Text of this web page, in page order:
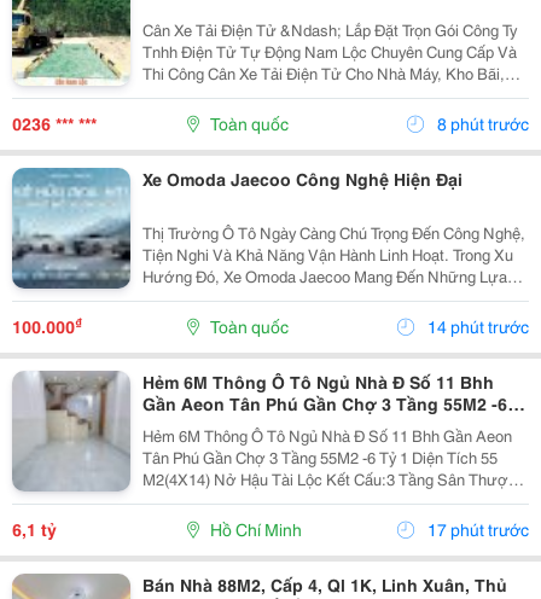
Cân Xe Tải Điện Tử &Ndash; Lắp Đặt Trọn Gói Công Ty
Tnhh Điện Tử Tự Động Nam Lộc Chuyên Cung Cấp Và
Thi Công Cân Xe Tải Điện Tử Cho Nhà Máy, Kho Bãi,
Mỏ Đá, Trạm Bê Tông, Bến Bãi Và Các Công Trình Công
Nghiệp. Hệ Thống Cân Được Thiết Kế Phù Hợp...
0236 *** *** Toàn quốc 8 phút trước
Xe Omoda Jaecoo Công Nghệ Hiện Đại
Thị Trường Ô Tô Ngày Càng Chú Trọng Đến Công Nghệ,
Tiện Nghi Và Khả Năng Vận Hành Linh Hoạt. Trong Xu
Hướng Đó, Xe Omoda Jaecoo Mang Đến Những Lựa
Chọn Suv Hướng Đến Khách Hàng Yêu Thích Thiết Kế
Hiện Đại Và Trải Nghiệm Lái Tiện Lợi. Không Chỉ Chú...
100.000₫ Toàn quốc 14 phút trước
Hẻm 6M Thông Ô Tô Ngủ Nhà Đ Số 11 Bhh
Gần Aeon Tân Phú Gần Chợ 3 Tầng 55M2 -6
Tỷ 1
Hẻm 6M Thông Ô Tô Ngủ Nhà Đ Số 11 Bhh Gần Aeon
Tân Phú Gần Chợ 3 Tầng 55M2 -6 Tỷ 1 Diện Tích 55
M2(4X14) Nở Hậu Tài Lộc Kết Cấu:3 Tầng Sân Thượng
3 Phòng Ngủ 1 Phòng Thờ 3 Wc Ở Hoặc Cho Thuê Có
Dòng Tiền Vị Trí Tuyệt Đẹp Gần Chợ 26/3 Ngay Kênh...
6,1 tỷ Hồ Chí Minh 17 phút trước
Bán Nhà 88M2, Cấp 4, Ql 1K, Linh Xuân, Thủ